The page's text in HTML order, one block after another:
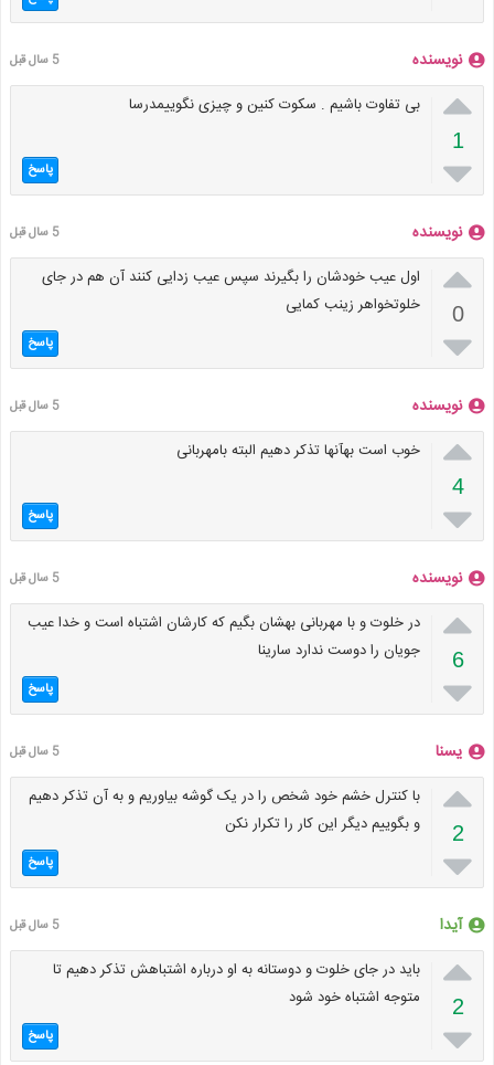
نویسنده 5 سال قبل

1

بی تفاوت باشیم . سکوت کنین و چیزی نگوییمدرسا
پاسخ
نویسنده 5 سال قبل

0

اول عیب خودشان را بگیرند سپس عیب زدایی کنند آن هم در جای
خلوتخواهر زینب کمایی
پاسخ
نویسنده 5 سال قبل

4

خوب است بهآنها تذکر دهیم البته بامهربانی
پاسخ
نویسنده 5 سال قبل

6

در خلوت و با مهربانی بهشان بگیم که کارشان اشتباه است و خدا عیب
جویان را دوست ندارد سارینا
پاسخ
یسنا 5 سال قبل

2

با کنترل خشم خود شخص را در یک گوشه بیاوریم و به آن تذکر دهیم
و بگوییم دیگر این کار را تکرار نکن
پاسخ
آیدا 5 سال قبل

2

باید در جای خلوت و دوستانه به او درباره اشتباهش تذکر دهیم تا
متوجه اشتباه خود شود
پاسخ